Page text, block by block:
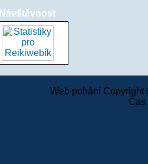
Návštěvnost
Web pohání Copyright
Čas